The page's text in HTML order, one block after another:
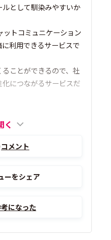
として馴染みやすいか
トコミュニケーション
利用できるサービスで
ことができるので、社
につながるサービスだ
く
コメント
ーをシェア
になった